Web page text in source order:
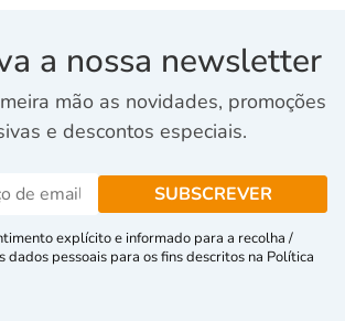
a nossa newsletter
mão as novidades, promoções
e descontos especiais.
explícito e informado para a recolha /
dados pessoais para os fins descritos na Política